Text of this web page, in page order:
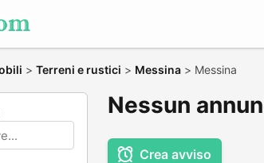
> Terreni e rustici > Messina > Messina
Nessun
Crea avviso